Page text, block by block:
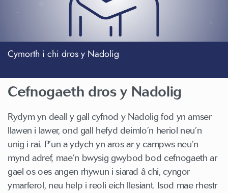
Cymorth i chi dros y Nadolig
Cefnogaeth dros y Nadolig
Rydym yn deall y gall cyfnod y Nadolig fod yn amser
llawen i lawer, ond gall hefyd deimlo’n heriol neu’n
unig i rai. P’un a ydych yn aros ar y campws neu’n
mynd adref, mae’n bwysig gwybod bod cefnogaeth ar
gael os oes angen rhywun i siarad â chi, cyngor
ymarferol, neu help i reoli eich llesiant. Isod mae rhestr